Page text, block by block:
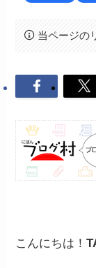
当ページの
こんにちは！